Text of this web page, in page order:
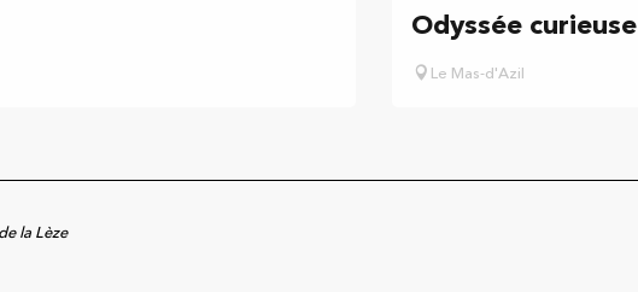
Odyssée curieuse
Le Mas-d'Azil
la Lèze